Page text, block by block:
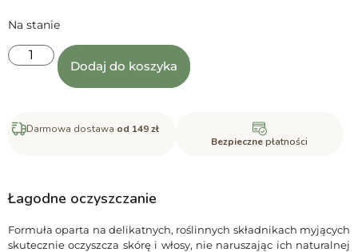
Na stanie
Dodaj do koszyka
Darmowa dostawa od 149 zł
Bezpiecznepłatności
Łagodne oczyszczanie
Formuła oparta na delikatnych, roślinnych składnikach myjących
skutecznie oczyszcza skórę i włosy, nie naruszając ich naturalnej